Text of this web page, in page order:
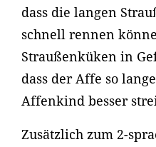
dass die langen
schnell rennen
Straußenküken in
dass der Affe so
Affenkind besser
Zusätzlich zum 2-